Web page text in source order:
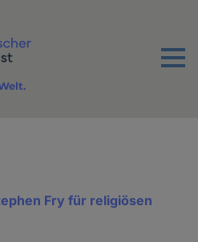
Menu
Fry für religiösen